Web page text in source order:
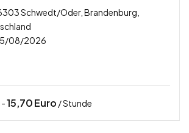
Schwedt/Oder, Brandenburg,
08/2026
-15,70Euro / Stunde